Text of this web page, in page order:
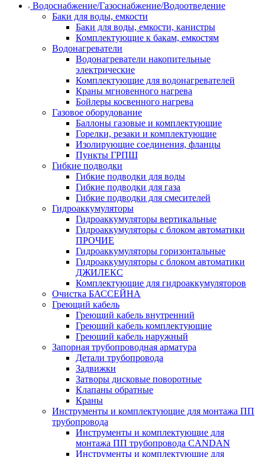
Водоснабжение/Газоснабжение/Водоотведение
Баки для воды, емкости
Баки для воды, емкости, канистры
Комплектующие к бакам, емкостям
Водонагреватели
Водонагреватели накопительные
электрические
Комплектующие для водонагревателей
Краны мгновенного нагрева
Бойлеры косвенного нагрева
Газовое оборудование
Баллоны газовые и комплектующие
Горелки, резаки и комплектующие
Изолирующие соединения, фланцы
Пункты ГРПШ
Гибкие подводки
Гибкие подводки для воды
Гибкие подводки для газа
Гибкие подводки для смесителей
Гидроаккумуляторы
Гидроаккумуляторы вертикальные
Гидроаккумуляторы с блоком автоматики
ПРОЧИЕ
Гидроаккумуляторы горизонтальные
Гидроаккумуляторы с блоком автоматики
ДЖИЛЕКС
Комплектующие для гидроаккумуляторов
Очистка БАССЕЙНА
Греющий кабель
Греющий кабель внутренний
Греющий кабель комплектующие
Греющий кабель наружный
Запорная трубопроводная арматура
Детали трубопровода
Задвижки
Затворы дисковые поворотные
Клапаны обратные
Краны
Инструменты и комплектующие для монтажа ПП
трубопровода
Инструменты и комплектующие для
монтажа ПП трубопровода CANDAN
Инструменты и комплектующие для